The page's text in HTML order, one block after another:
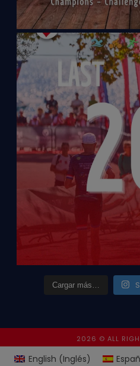
Cargar más…
2026 © ALL
English (Inglés)